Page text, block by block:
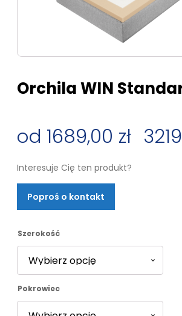
Orchila WIN
1689,00 zł
Zakres
cen:
od
1689,00 zł
do
3219,00 zł
Interesuje Cię ten produkt?
Poproś o kontakt
Szerokość
Pokrowiec